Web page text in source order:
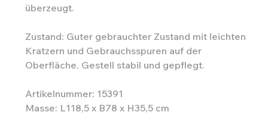
überzeugt.
Zustand: Guter gebrauchter Zustand mit leichten
Kratzern und Gebrauchsspuren auf der
Oberfläche. Gestell stabil und gepflegt.
Artikelnummer: 15391
Masse: L118,5 x B78 x H35,5 cm